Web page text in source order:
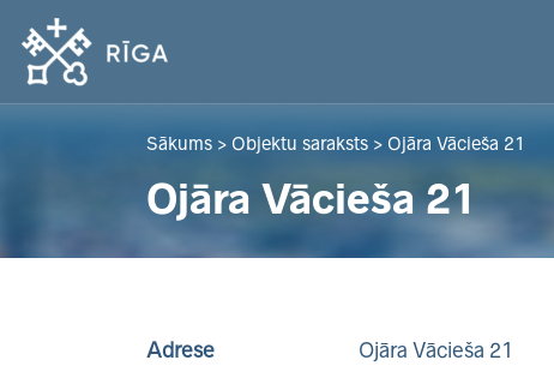
Sākums > Objektu saraksts > Ojāra Vācieša 21
Ojāra Vācieša 21
Adrese Ojāra Vācieša 21